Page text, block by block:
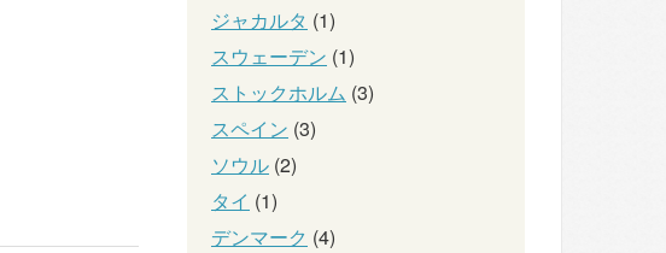
ジャカルタ (1)
スウェーデン (1)
ストックホルム (3)
スペイン (3)
ソウル (2)
タイ (1)
デンマーク (4)